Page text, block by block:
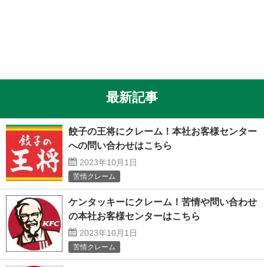
最新記事
餃子の王将にクレーム！本社お客様センター
への問い合わせはこちら
2023年10月1日
苦情クレーム
ケンタッキーにクレーム！苦情や問い合わせ
の本社お客様センターはこちら
2023年10月1日
苦情クレーム